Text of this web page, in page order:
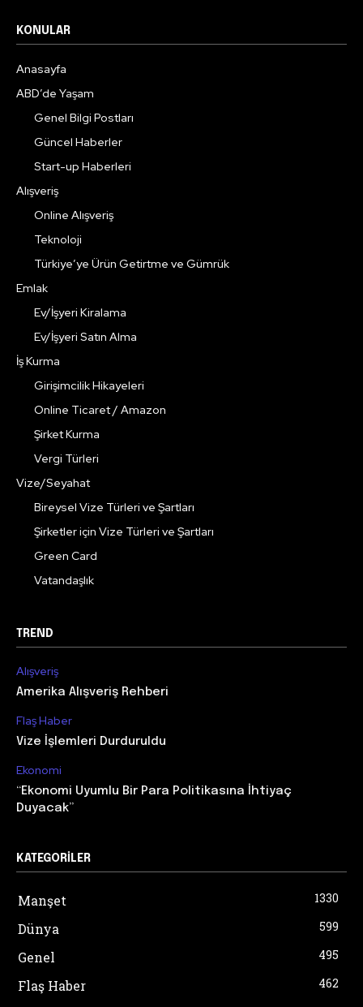
KONULAR
Anasayfa
ABD’de Yaşam
Genel Bilgi Postları
Güncel Haberler
Start-up Haberleri
Alışveriş
Online Alışveriş
Teknoloji
Türkiye’ye Ürün Getirtme ve Gümrük
Emlak
Ev/İşyeri Kiralama
Ev/İşyeri Satın Alma
İş Kurma
Girişimcilik Hikayeleri
Online Ticaret / Amazon
Şirket Kurma
Vergi Türleri
Vize/Seyahat
Bireysel Vize Türleri ve Şartları
Şirketler için Vize Türleri ve Şartları
Green Card
Vatandaşlık
TREND
Alışveriş
Amerika Alışveriş Rehberi
Flaş Haber
Vize İşlemleri Durduruldu
Ekonomi
“Ekonomi Uyumlu Bir Para Politikasına İhtiyaç
Duyacak”
KATEGORILER
Manşet 1330
Dünya 599
Genel 495
Flaş Haber 462